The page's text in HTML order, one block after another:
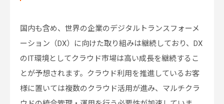
国内も含め、世界の企業のデジタルトランスフォーメ
ーション（DX）に向けた取り組みは継続しており、DX
のIT環境としてクラウド市場は高い成長を継続するこ
とが予想されます。クラウド利用を推進しているお客
様に置いては複数のクラウド活用が進み、マルチクラ